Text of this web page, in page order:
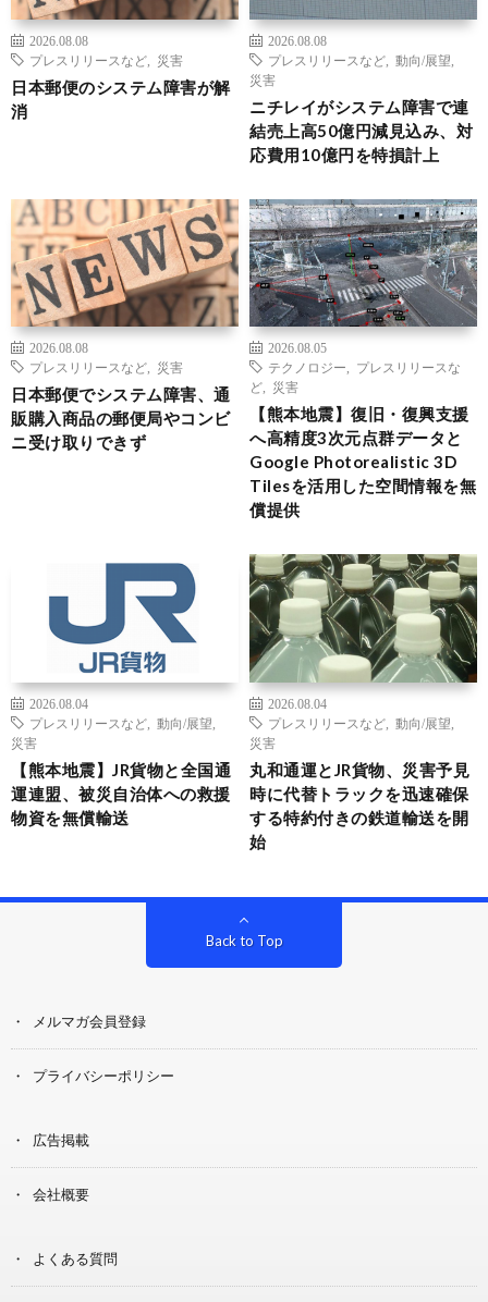
2026.08.08
プレスリリースなど
災害
日本郵便のシステム障害が解
消
2026.08.08
プレスリリースなど
動向/展望
災害
ニチレイがシステム障害で連
結売上高50億円減見込み、対
応費用10億円を特損計上
2026.08.08
プレスリリースなど
災害
日本郵便でシステム障害、通
販購入商品の郵便局やコンビ
ニ受け取りできず
2026.08.05
テクノロジー
プレスリリースな
ど
災害
【熊本地震】復旧・復興支援
へ高精度3次元点群データと
Google Photorealistic 3D
Tilesを活用した空間情報を無
償提供
2026.08.04
プレスリリースなど
動向/展望
災害
【熊本地震】JR貨物と全国通
運連盟、被災自治体への救援
物資を無償輸送
2026.08.04
プレスリリースなど
動向/展望
災害
丸和通運とJR貨物、災害予見
時に代替トラックを迅速確保
する特約付きの鉄道輸送を開
始
Back to Top
メルマガ会員登録
プライバシーポリシー
広告掲載
会社概要
よくある質問